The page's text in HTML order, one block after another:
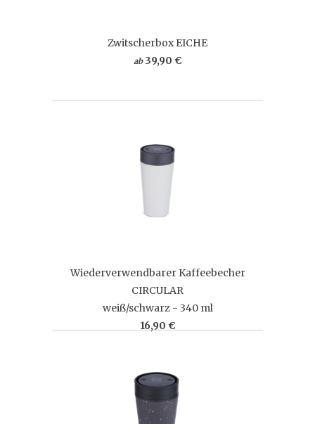
Zwitscherbox EICHE
ab 39,90 €
Wiederverwendbarer Kaffeebecher
CIRCULAR
weiß/schwarz - 340 ml
16,90 €